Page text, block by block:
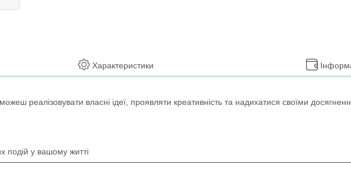
Характеристики
реалізовувати власні ідеї, проявляти креативність та надихатися своїми
подій у вашому житті